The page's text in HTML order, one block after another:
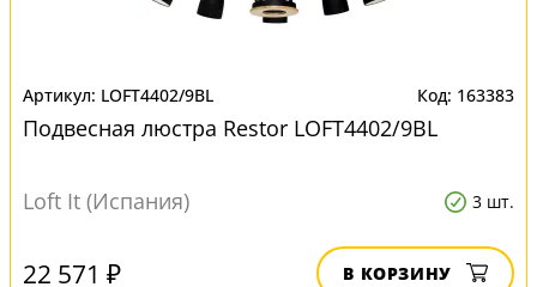
LOFT4402/9BL 163383
Подвесная люстра Restor LOFT4402/9BL
Loft It (Испания) 3 шт.
22 571 ₽ В КОРЗИНУ